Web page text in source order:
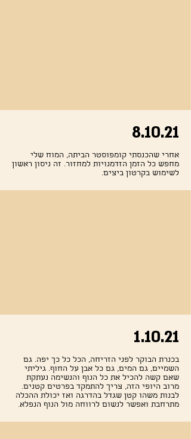
8.10.21
אחרי שהכנסתי קומפוסטר הביתה, המוח שלי
מחפש כל הזמן הזדמנויות למחזור. זה ניסון ראשון
לשימוש בקרטון ביצים.
1.10.21
בכנרת הבוקר לפני הזריחה, הכל כל כך יפה. גם
השמיים, גם המים, גם כל אבן על החוף. גיליתי
שאם קשה להכיל את כל הנוף והנשימה נעתקת
מרוב היופי הזה, צריך להתמקד בפרטים קטנים.
לבנות משהו קטן שגדל בהדרגה ואז יכולת ההכלה
מתרחבת ואפשר לנשום לרווחה מול הנוף הנפלא.